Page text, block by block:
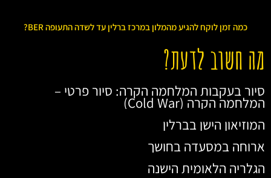
כמה זמן לוקח להגיע מהמלון במרכז ברלין עד לשדה התעופה BER?
מה חשוב לדעת?
סיור בעקבות המלחמה הקרה: סיור פרטי –
המלחמה הקרה (Cold War)
המוזיאון הישן בברלין
ארוחה במסעדה בחושך
הגלריה הלאומית הישנה